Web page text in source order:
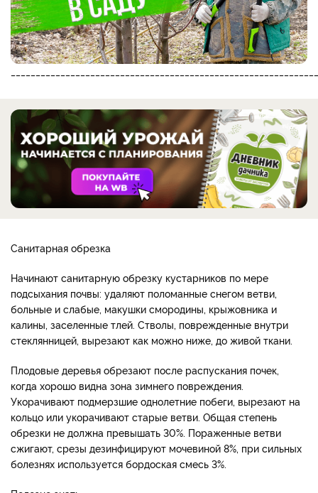
Санитарная обрезка
Начинают санитарную обрезку кустарников по мере
подсыхания почвы: удаляют поломанные снегом ветви,
больные и слабые, макушки смородины, крыжовника и
калины, заселенные тлей. Стволы, поврежденные внутри
стеклянницей, вырезают как можно ниже, до живой ткани.
Плодовые деревья обрезают после распускания почек,
когда хорошо видна зона зимнего повреждения.
Укорачивают подмерзшие однолетние побеги, вырезают на
кольцо или укорачивают старые ветви. Общая степень
обрезки не должна превышать 30%. Пораженные ветви
сжигают, срезы дезинфицируют мочевиной 8%, при сильных
болезнях используется бордоская смесь 3%.